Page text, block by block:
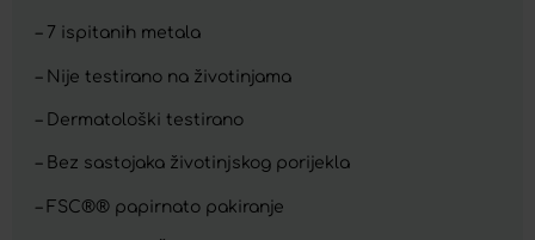
– 7 ispitanih metala
– Nije testirano na životinjama
– Dermatološki testirano
– Bez sastojaka životinjskog porijekla
– FSC®® papirnato pakiranje